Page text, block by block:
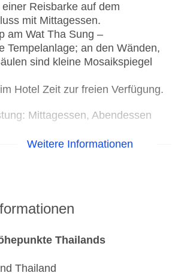
Reisbarke auf dem
mit Mittagessen.
am Wat Tha Sung –
Tempelanlage; an den Wänden,
sind kleine Mosaikspiegel
Hotel Zeit zur freien Verfügung.
Mittagessen, Abendessen
– Sukhothai – Lampang (ca.
Toren der heutigen Stadt liegt der
Komplex umfasst 16
Hinduschreine, unzählige
Weitere Informationen
Thailands
Thailand